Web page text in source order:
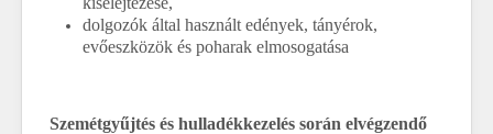
dolgozók által használt edények, tányérok,
evőeszközök és poharak elmosogatása
Szemétgyűjtés és hulladékkezelés során elvégzendő